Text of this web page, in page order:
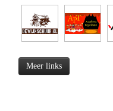
Meer links